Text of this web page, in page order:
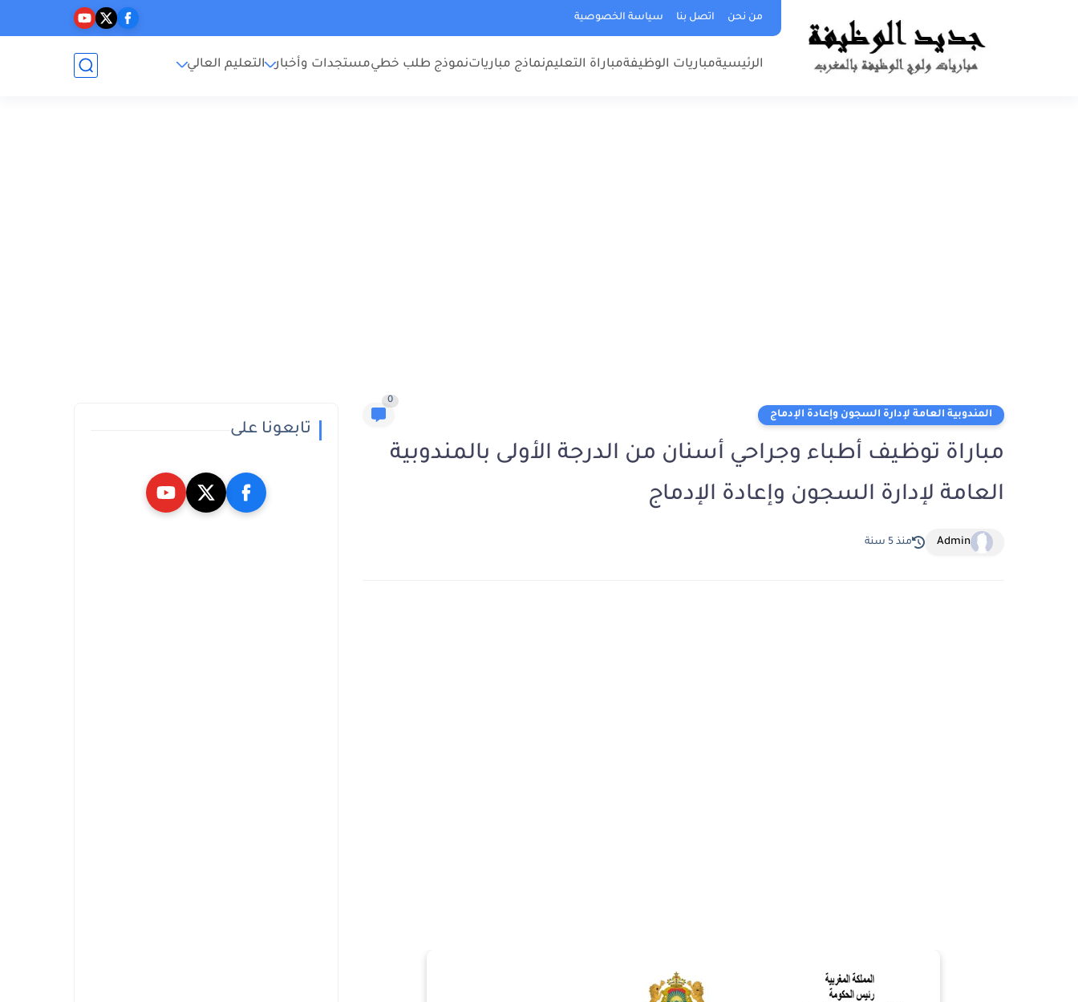
من نحن اتصل بنا سياسة الخصوصية
الرئيسيةمباريات الوظيفةمباراة التعليمنماذج مبارياتنموذج طلب خطيمستجدات وأخبار التعليم العالي
المندوبية العامة لإدارة السجون وإعادة الإدماج
0
مباراة توظيف أطباء وجراحي أسنان من الدرجة الأولى بالمندوبية
العامة لإدارة السجون وإعادة الإدماج
Admin منذ 5 سنة
تابعونا على